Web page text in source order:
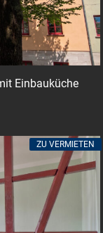
Einbauküche
ZU VERMIETEN